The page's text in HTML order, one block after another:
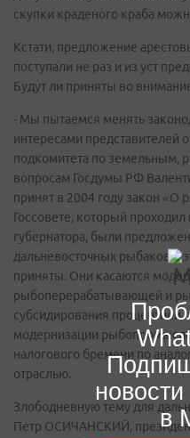
скупки краденого краба
Кстати, предложение
поступали не раз и из уст
Будут ли приняты во
- Мы пытаемся менять
интересами представителей
подкомитета по земельным,
вопросам Госдумы РФ
принят в 2004 году закон «О
Госсовете, который
губернатора, были
дальневосточных рыбаков в
приняты. Они касаются
рыбоперерабатывающей и
субсидирования процентной
модернизации
налогового бремени по
отраслью.
Злободневную тему для
Петр ОСИЧАНСКИЙ,
в